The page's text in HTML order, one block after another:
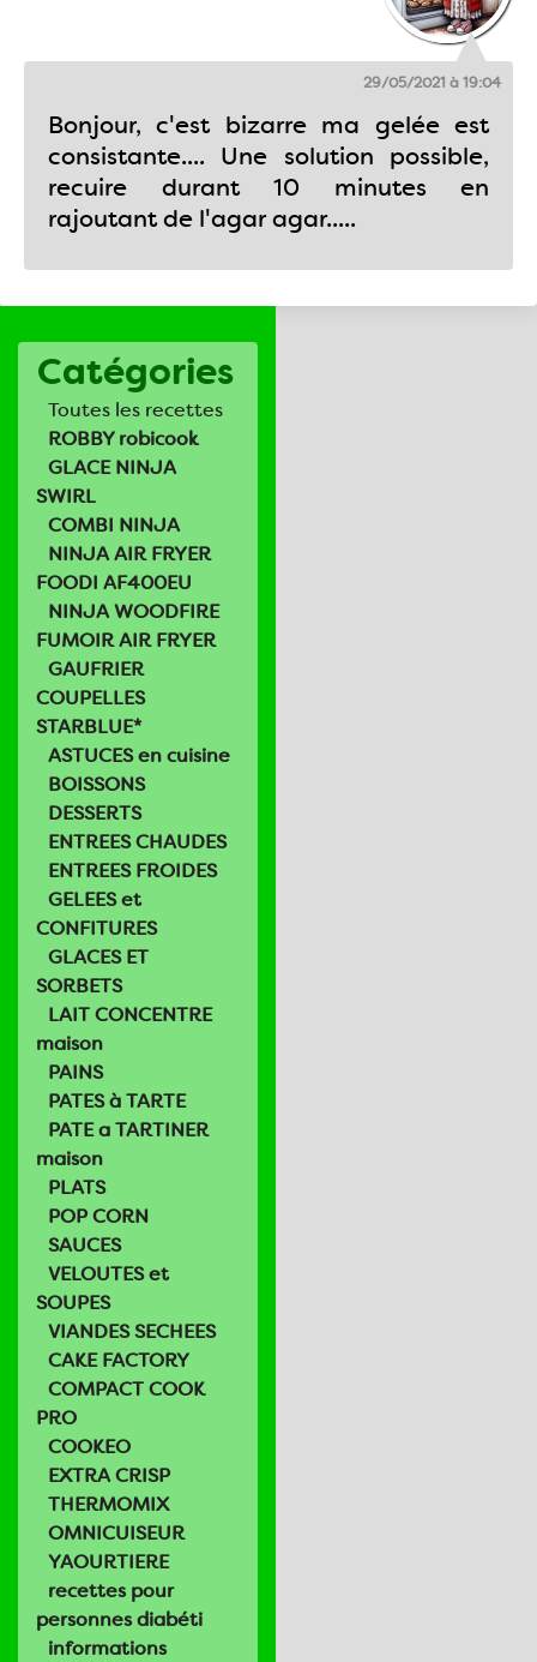
Catégories
Toutes les recettes
ROBBY robicook
GLACE NINJA
SWIRL
COMBI NINJA
NINJA AIR FRYER
FOODI AF400EU
NINJA WOODFIRE
FUMOIR AIR FRYER
GAUFRIER
COUPELLES
STARBLUE*
ASTUCES en cuisine
BOISSONS
DESSERTS
ENTREES CHAUDES
ENTREES FROIDES
GELEES et
CONFITURES
GLACES ET
SORBETS
LAIT CONCENTRE
maison
PAINS
PATES à TARTE
PATE a TARTINER
maison
PLATS
POP CORN
SAUCES
VELOUTES et
SOUPES
VIANDES SECHEES
CAKE FACTORY
COMPACT COOK
PRO
COOKEO
EXTRA CRISP
THERMOMIX
OMNICUISEUR
YAOURTIERE
recettes pour
personnes diabéti
informations
29/05/2021 à 19:04
Bonjour, c'est bizarre ma gelée est
consistante.... Une solution possible,
recuire durant 10 minutes en
rajoutant de l'agar agar.....